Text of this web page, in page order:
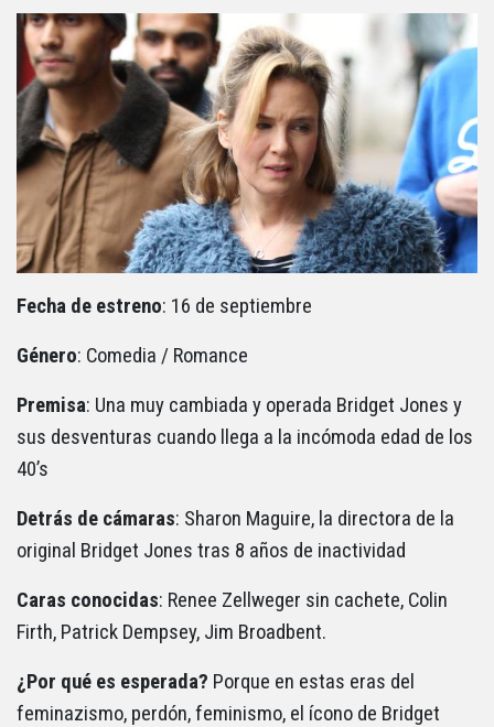
Fecha de estreno: 16 de septiembre
Género: Comedia / Romance
Premisa: Una muy cambiada y operada Bridget Jones y
sus desventuras cuando llega a la incómoda edad de los
40’s
Detrás de cámaras: Sharon Maguire, la directora de la
original Bridget Jones tras 8 años de inactividad
Caras conocidas: Renee Zellweger sin cachete, Colin
Firth, Patrick Dempsey, Jim Broadbent.
¿Por qué es esperada? Porque en estas eras del
feminazismo, perdón, feminismo, el ícono de Bridget